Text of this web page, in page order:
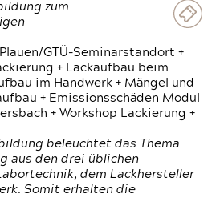
zum
GTÜ-Seminarstandort +
+ Lackaufbau beim
im Handwerk + Mängel und
+ Emissionsschäden Modul
+ Workshop Lackierung +
beleuchtet das Thema
aus den drei üblichen
dem Lackhersteller
Somit erhalten die